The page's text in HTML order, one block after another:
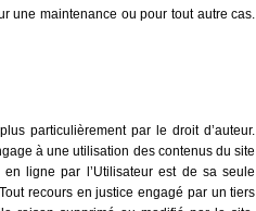
une maintenance ou pour tout autre cas.
particulièrement par le droit d’auteur.
à une utilisation des contenus du site
ligne par l’Utilisateur est de sa seule
recours en justice engagé par un tiers